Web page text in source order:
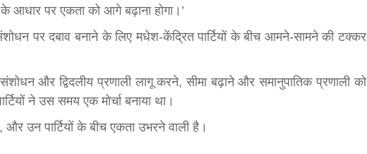
आधार पर एकता को आगे बढ़ाना होगा।’
पर दबाव बनाने के लिए मधेश-केंद्रित पार्टियों के बीच आमने-सामने की टक्कर
और द्विदलीय प्रणाली लागू करने, सीमा बढ़ाने और समानुपातिक प्रणाली को
ने उस समय एक मोर्चा बनाया था।
उन पार्टियों के बीच एकता उभरने वाली है।